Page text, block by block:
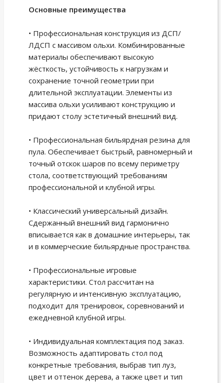
Основные преимущества
• Профессиональная конструкция из ДСП/
ЛДСП с массивом ольхи. Комбинированные
материалы обеспечивают высокую
жёсткость, устойчивость к нагрузкам и
сохранение точной геометрии при
длительной эксплуатации. Элементы из
массива ольхи усиливают конструкцию и
придают столу эстетичный внешний вид.
• Профессиональная бильярдная резина для
пула. Обеспечивает быстрый, равномерный и
точный отскок шаров по всему периметру
стола, соответствующий требованиям
профессиональной и клубной игры.
• Классический универсальный дизайн.
Сдержанный внешний вид гармонично
вписывается как в домашние интерьеры, так
и в коммерческие бильярдные пространства.
• Профессиональные игровые
характеристики. Стол рассчитан на
регулярную и интенсивную эксплуатацию,
подходит для тренировок, соревнований и
ежедневной клубной игры.
• Индивидуальная комплектация под заказ.
Возможность адаптировать стол под
конкретные требования, выбрав тип луз,
цвет и оттенок дерева, а также цвет и тип